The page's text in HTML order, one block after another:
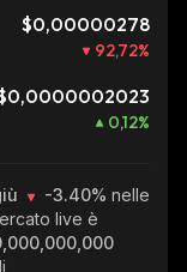
$0,00000278
92,72%
0,12%
-3.40% nelle
live è